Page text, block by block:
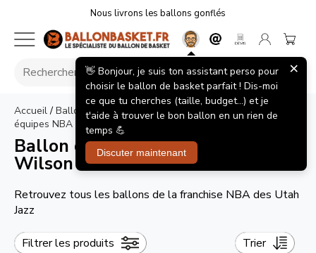
Nous livrons les ballons gonflés
Accueil/ Ballon de Basket NBA / Ballons de Basket des
équipes NBA
Ballon de Basket NBA Utah Jazz Wilson
Ballon de Basket NBA Utah Jazz
Wilson
Retrouvez tous les ballons de la franchise NBA des Utah
Jazz
Filtrer les produits Trier
👋 Bonjour, je suis ton assistant perso pour
choisir le ballon de basket parfait ! Dis-moi
ce que tu cherches (taille, budget...) et je
t'aide à trouver le bon ballon en un rien de
temps 💪
Discuter maintenant
×